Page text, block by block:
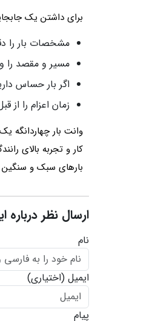
برای داشتن یک
مشخصات بار را
مسیر و مقصد را
اگر بار حساس
زمان اعزام را
وانت بار چهاردانگه
کار و تجربه بالای
بارهای سبک و سنگین
ارسال نظر
نام
ایمیل (اختیاری)
پیام